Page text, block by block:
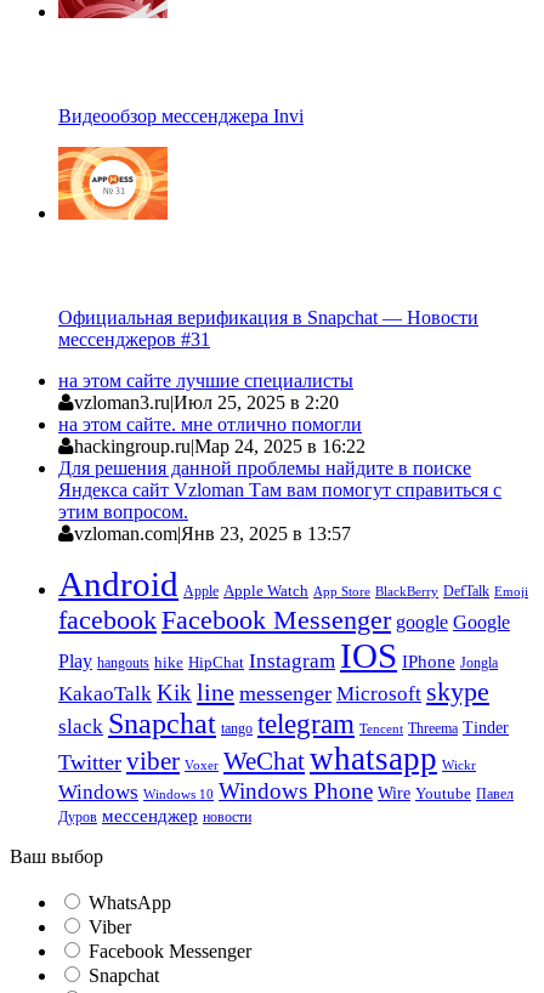
Видеообзор мессенджера Invi
Официальная верификация в Snapchat — Новости
мессенджеров #31
на этом сайте лучшие специалисты
vzloman3.ru|Июл 25, 2025 в 2:20
на этом сайте. мне отлично помогли
hackingroup.ru|Мар 24, 2025 в 16:22
Для решения данной проблемы найдите в поиске
Яндекса сайт Vzloman Там вам помогут справиться с
этим вопросом.
vzloman.com|Янв 23, 2025 в 13:57
Android Apple Apple Watch App Store BlackBerry DefTalk Emoji
facebookFacebook Messenger google Google
Play hangouts hike HipChat Instagram IOS IPhone Jongla
KakaoTalk Kik line messenger Microsoft skype
slack Snapchat tango telegram Tencent Threema Tinder
Twitter viber Voxer WeChatwhatsapp Wickr
Windows Windows 10 Windows Phone Wire Youtube Павел
Дуров мессенджер новости
Ваш выбор
WhatsApp
Viber
Facebook Messenger
Snapchat